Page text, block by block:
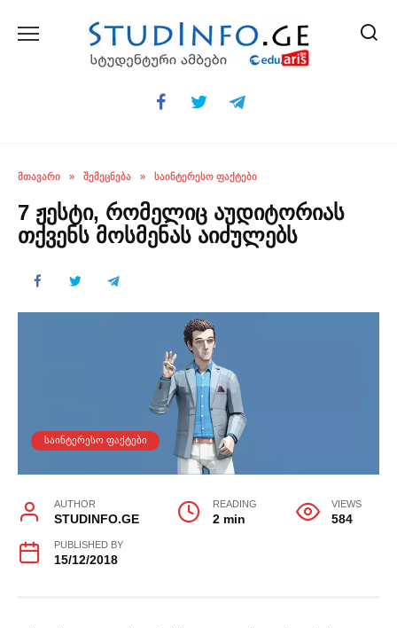
ᲛᲗᲐᲕᲐᲠᲘ » ᲨᲔᲛᲔᲪᲜᲔᲑᲐ » ᲡᲐᲘᲜᲢᲔᲠᲔᲡᲝ ᲤᲐᲥᲢᲔᲑᲘ
7 ჟესტი, რომელიც აუდიტორიას
თქვენს მოსმენას აიძულებს
ᲡᲐᲘᲜᲢᲔᲠᲔᲡᲝ ᲤᲐᲥᲢᲔᲑᲘ
AUTHOR
STUDINFO.GE
READING
2 min
VIEWS
584
PUBLISHED BY
15/12/2018